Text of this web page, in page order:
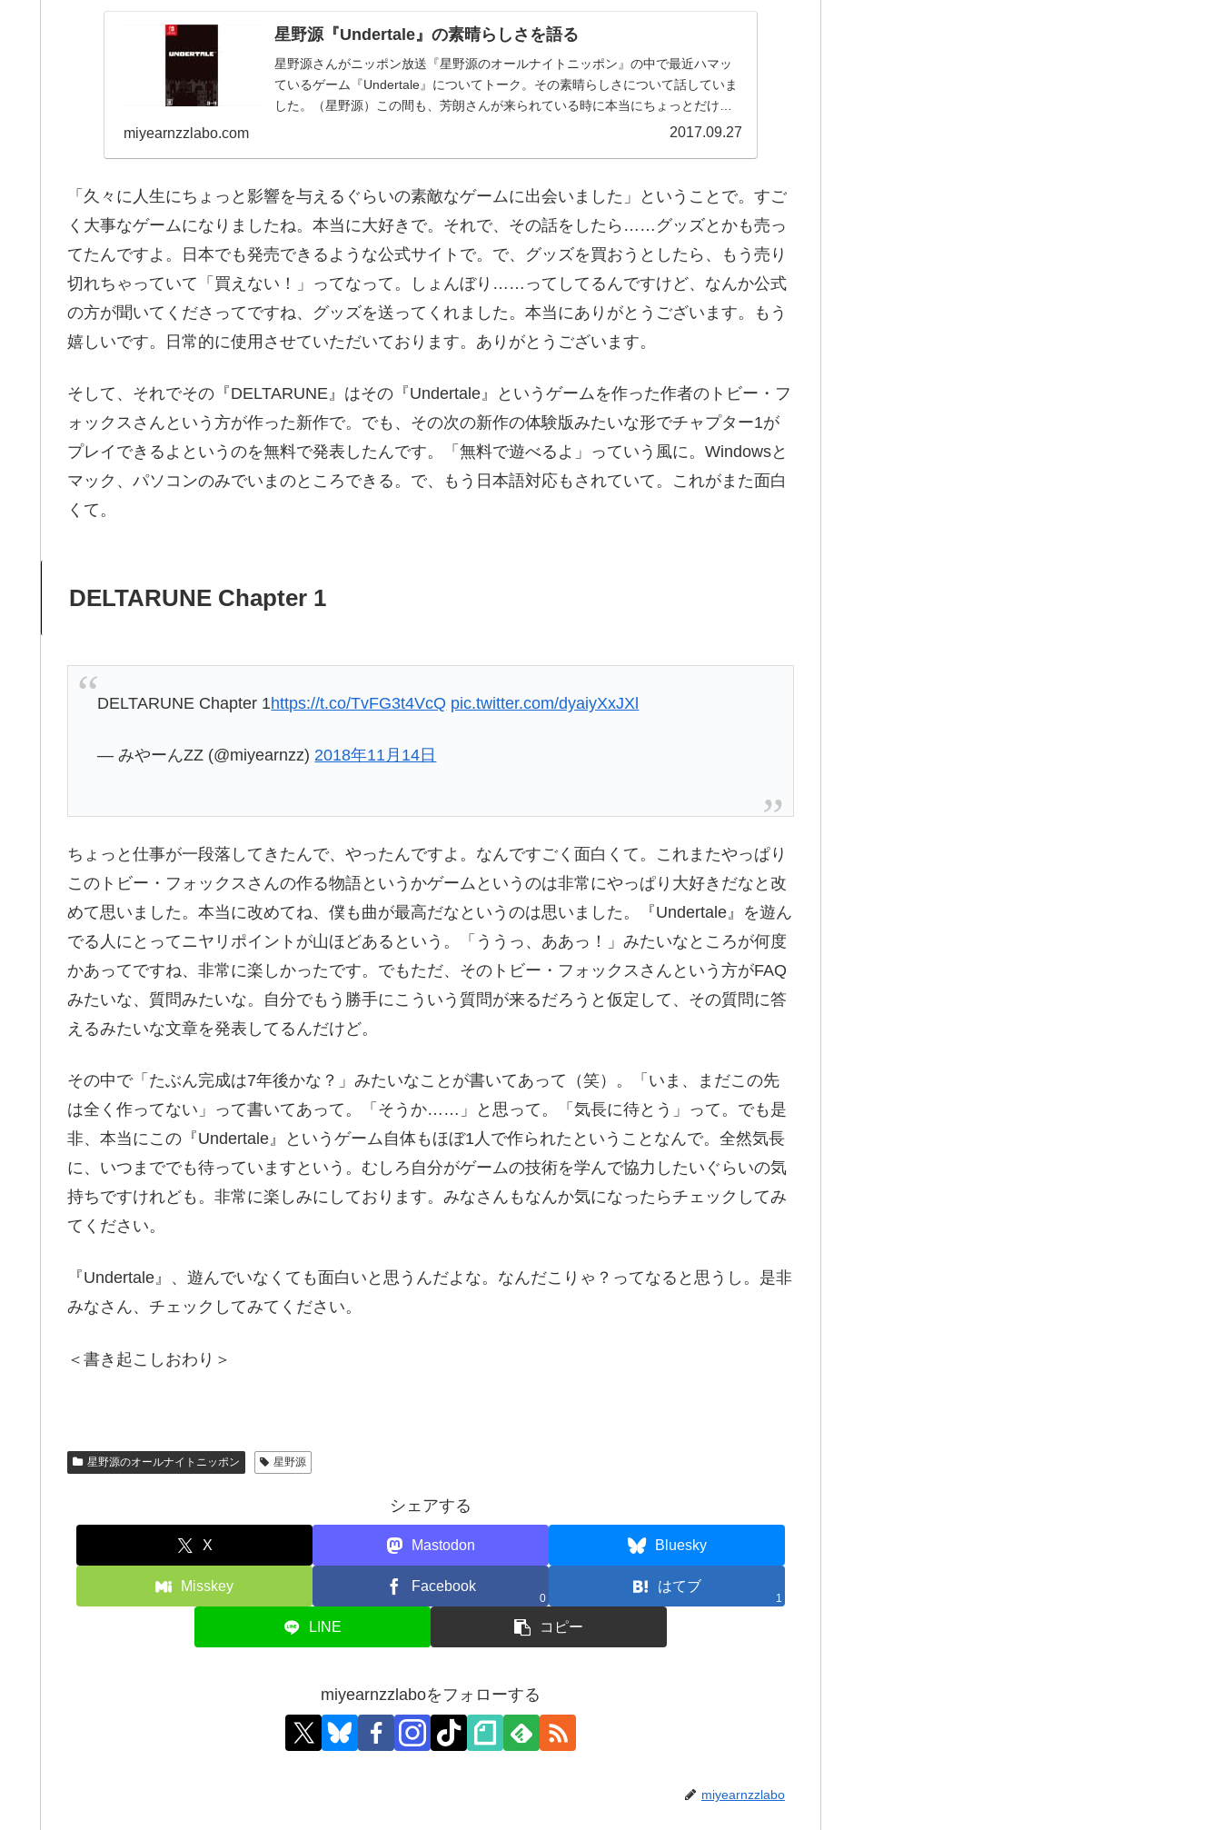
星野源『Undertale』の素晴らしさを語る
星野源さんがニッポン放送『星野源のオールナイトニッポン』の中で最近ハマッ
ているゲーム『Undertale』についてトーク。その素晴らしさについて話していま
した。（星野源）この間も、芳朗さんが来られている時に本当にちょっとだけ話
miyearnzzlabo.com 2017.09.27
「久々に人生にちょっと影響を与えるぐらいの素敵なゲームに出会いました」ということで。すご
く大事なゲームになりましたね。本当に大好きで。それで、その話をしたら……グッズとかも売っ
てたんですよ。日本でも発売できるような公式サイトで。で、グッズを買おうとしたら、もう売り
切れちゃっていて「買えない！」ってなって。しょんぼり……ってしてるんですけど、なんか公式
の方が聞いてくださってですね、グッズを送ってくれました。本当にありがとうございます。もう
嬉しいです。日常的に使用させていただいております。ありがとうございます。
そして、それでその『DELTARUNE』はその『Undertale』というゲームを作った作者のトビー・フ
ォックスさんという方が作った新作で。でも、その次の新作の体験版みたいな形でチャプター1が
プレイできるよというのを無料で発表したんです。「無料で遊べるよ」っていう風に。Windowsと
マック、パソコンのみでいまのところできる。で、もう日本語対応もされていて。これがまた面白
くて。
DELTARUNE Chapter 1
DELTARUNE Chapter 1https://t.co/TvFG3t4VcQ pic.twitter.com/dyaiyXxJXl
— みやーんZZ (@miyearnzz) 2018年11月14日
ちょっと仕事が一段落してきたんで、やったんですよ。なんですごく面白くて。これまたやっぱり
このトビー・フォックスさんの作る物語というかゲームというのは非常にやっぱり大好きだなと改
めて思いました。本当に改めてね、僕も曲が最高だなというのは思いました。『Undertale』を遊ん
でる人にとってニヤリポイントが山ほどあるという。「ううっ、ああっ！」みたいなところが何度
かあってですね、非常に楽しかったです。でもただ、そのトビー・フォックスさんという方がFAQ
みたいな、質問みたいな。自分でもう勝手にこういう質問が来るだろうと仮定して、その質問に答
えるみたいな文章を発表してるんだけど。
その中で「たぶん完成は7年後かな？」みたいなことが書いてあって（笑）。「いま、まだこの先
は全く作ってない」って書いてあって。「そうか……」と思って。「気長に待とう」って。でも是
非、本当にこの『Undertale』というゲーム自体もほぼ1人で作られたということなんで。全然気長
に、いつまででも待っていますという。むしろ自分がゲームの技術を学んで協力したいぐらいの気
持ちですけれども。非常に楽しみにしております。みなさんもなんか気になったらチェックしてみ
てください。
『Undertale』、遊んでいなくても面白いと思うんだよな。なんだこりゃ？ってなると思うし。是非
みなさん、チェックしてみてください。
＜書き起こしおわり＞
星野源のオールナイトニッポン 星野源
シェアする
X Mastodon Bluesky
Misskey Facebook
0
はてブ
1
LINE コピー
miyearnzzlaboをフォローする
miyearnzzlabo